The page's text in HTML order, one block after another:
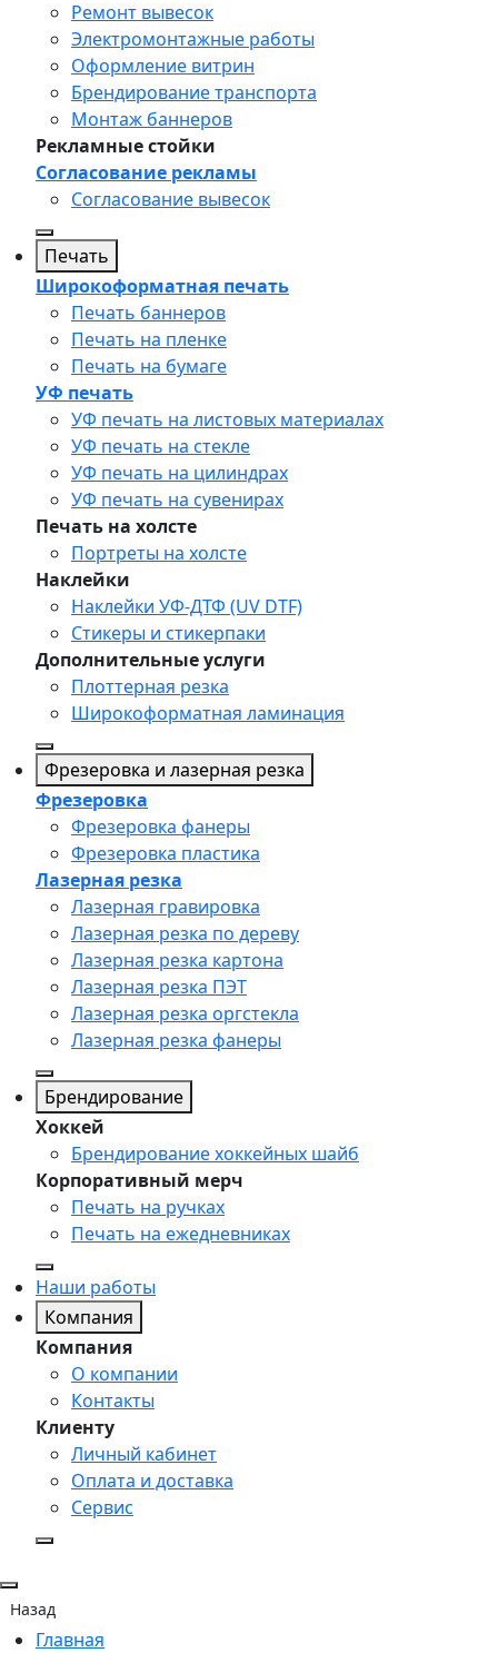
Ремонт вывесок
Электромонтажные работы
Оформление витрин
Брендирование транспорта
Монтаж баннеров
Рекламные стойки
Согласование рекламы
Согласование вывесок
Печать
Широкоформатная печать
Печать баннеров
Печать на пленке
Печать на бумаге
УФ печать
УФ печать на листовых материалах
УФ печать на стекле
УФ печать на цилиндрах
УФ печать на сувенирах
Печать на холсте
Портреты на холсте
Наклейки
Наклейки УФ-ДТФ (UV DTF)
Стикеры и стикерпаки
Дополнительные услуги
Плоттерная резка
Широкоформатная ламинация
Фрезеровка и лазерная резка
Фрезеровка
Фрезеровка фанеры
Фрезеровка пластика
Лазерная резка
Лазерная гравировка
Лазерная резка по дереву
Лазерная резка картона
Лазерная резка ПЭТ
Лазерная резка оргстекла
Лазерная резка фанеры
Брендирование
Хоккей
Брендирование хоккейных шайб
Корпоративный мерч
Печать на ручках
Печать на ежедневниках
Наши работы
Компания
Компания
О компании
Контакты
Клиенту
Личный кабинет
Оплата и доставка
Сервис
Назад
Главная